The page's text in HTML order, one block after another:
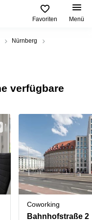
Favoriten Menü
Nürnberg
verfügbare
Coworking
Bahnhofstraße 2